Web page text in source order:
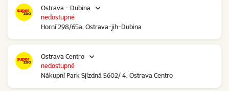
Ostrava - Dubina
Horní 298/65a, Ostrava-jih-Dubina
nedostupné
Ostrava Centro
Nákupní Park Sjízdná 5602/ 4, Ostrava Centro
nedostupné